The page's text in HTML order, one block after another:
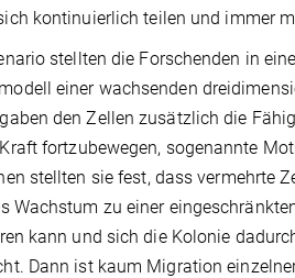
kontinuierlich teilen und immer
stellten die Forschenden in
einer wachsenden
den Zellen zusätzlich die
fortzubewegen, sogenannte
stellten sie fest, dass vermehrte
Wachstum zu einer
kann und sich die Kolonie
Dann ist kaum Migration